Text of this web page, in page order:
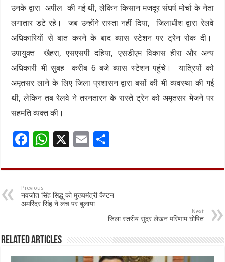
उनके द्वारा अपील की गई थी, लेकिन किसान मजदूर संघर्ष मोर्चा के नेता
लगातार डटे रहे। जब उन्होंने रास्ता नहीं दिया, जिलाधीश द्वारा रेलवे
अधिकारियों से बात करने के बाद ब्यास स्टेशन पर ट्रेन रोक दी।
उपायुक्त खैहरा, एसएसपी दहिया, एसडीएम विकास हीरा और अन्य
अधिकारी भी सुबह करीब 6 बजे ब्यास स्टेशन पहुंचे। यात्रियों को
अमृतसर लाने के लिए जिला प्रशासन द्वारा बसों की भी व्यवस्था की गई
थी, लेकिन तब रेलवे ने तरनतारन के रास्ते ट्रेन को अमृतसर भेजने पर
सहमति व्यक्त की।
F
e
b
o
k
W
at
sA
p
X
E
ai
l
ar
Previous
नवजोत सिंह सिद्धू को मुख्यमंत्री कैप्टन
अमरिंदर सिंह ने लंच पर बुलाया
Next
जिला स्तरीय सुंदर लेखन परिणाम घोषित
Related Articles